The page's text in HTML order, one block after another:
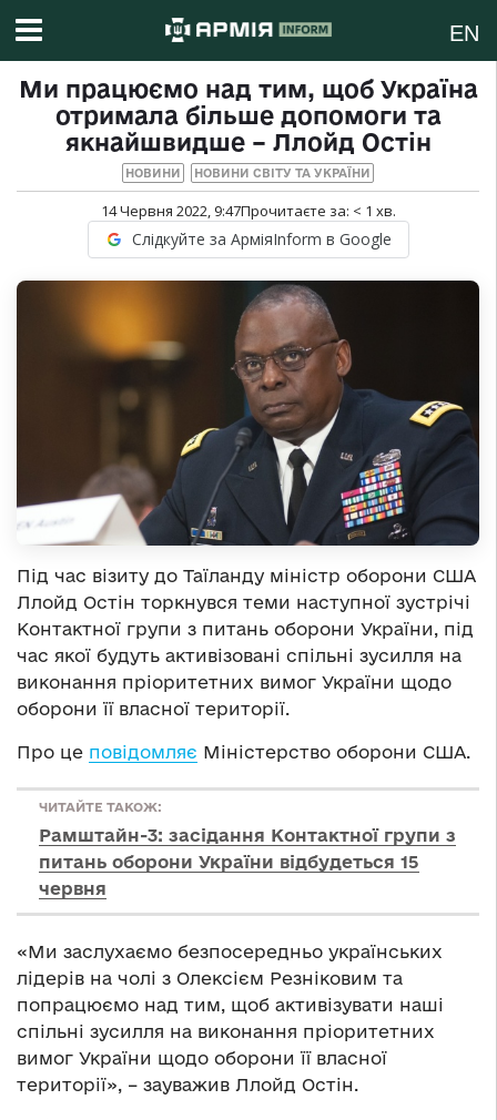
EN
Ми працюємо над тим, щоб Україна
отримала більше допомоги та
якнайшвидше – Ллойд Остін
НОВИНИ НОВИНИ СВІТУ ТА УКРАЇНИ
14 Червня 2022, 9:47Прочитаєте за: < 1 хв.
Слідкуйте за АрміяInform в Google
Під час візиту до Таїланду міністр оборони США
Ллойд Остін торкнувся теми наступної зустрічі
Контактної групи з питань оборони України, під
час якої будуть активізовані спільні зусилля на
виконання пріоритетних вимог України щодо
оборони її власної території.
Про це повідомляє Міністерство оборони США.
ЧИТАЙТЕ ТАКОЖ:
Рамштайн-3: засідання Контактної групи з
питань оборони України відбудеться 15
червня
«Ми заслухаємо безпосередньо українських
лідерів на чолі з Олексієм Резніковим та
попрацюємо над тим, щоб активізувати наші
спільні зусилля на виконання пріоритетних
вимог України щодо оборони її власної
території», – зауважив Ллойд Остін.